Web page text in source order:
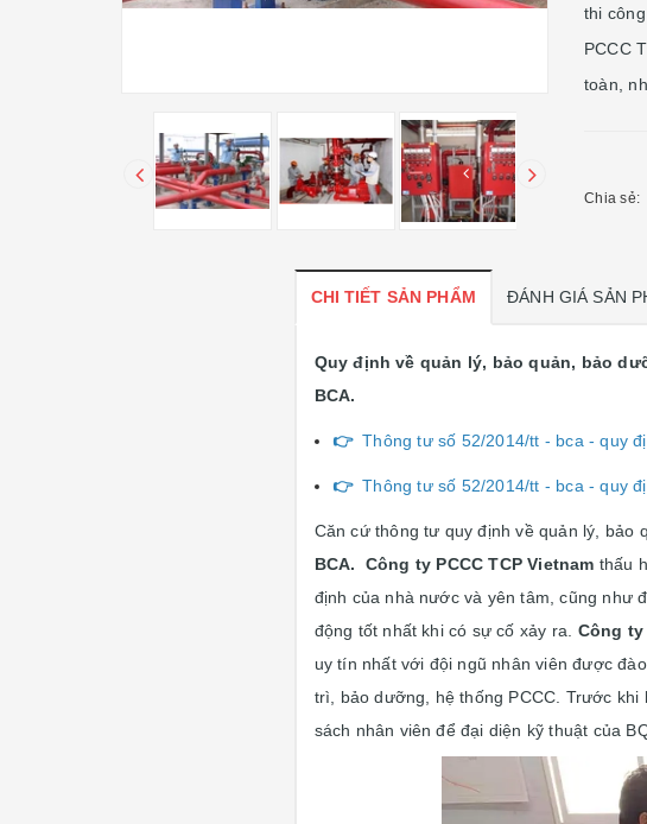
thi
PCCC
toàn,
Chia sẻ:
CHI TIẾT SẢN PHẨM ĐÁNH GIÁ SẢN
Quy định về quản lý, bảo quản, bảo
BCA.
👉Thông tư số 52/2014/tt - bca - quy
👉Thông tư số 52/2014/tt - bca - quy
Căn cứ thông tư quy định về quản lý,
BCA.
Công ty PCCC TCP Vietnam thấu
định của nhà nước và yên tâm, cũng như
động tốt nhất khi có sự cố xảy ra. Công ty
uy tín nhất với đội ngũ nhân viên được
trì, bảo dưỡng, hệ thống PCCC. Trước
sách nhân viên để đại diện kỹ thuật của